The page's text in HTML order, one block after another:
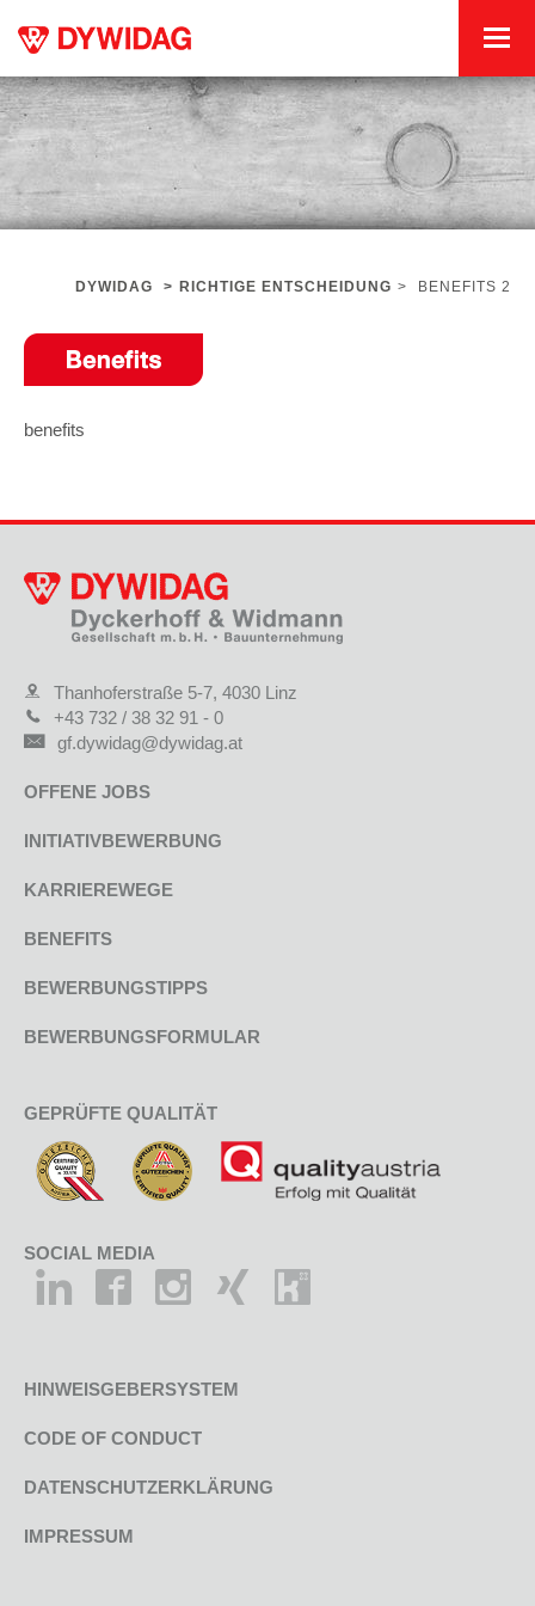
DYWIDAG > RICHTIGE ENTSCHEIDUNG > BENEFITS 2
benefits
Thanhoferstraße 5-7, 4030 Linz
+43 732 / 38 32 91 - 0
gf.dywidag@dywidag.at
OFFENE JOBS
INITIATIVBEWERBUNG
KARRIEREWEGE
BENEFITS
BEWERBUNGSTIPPS
BEWERBUNGSFORMULAR
GEPRÜFTE QUALITÄT
SOCIAL MEDIA
HINWEISGEBERSYSTEM
CODE OF CONDUCT
DATENSCHUTZERKLÄRUNG
IMPRESSUM